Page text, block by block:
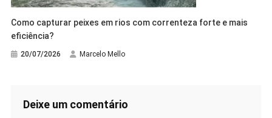
Como capturar peixes em rios com correnteza forte e mais
eficiência?
20/07/2026 Marcelo Mello
Deixe um comentário